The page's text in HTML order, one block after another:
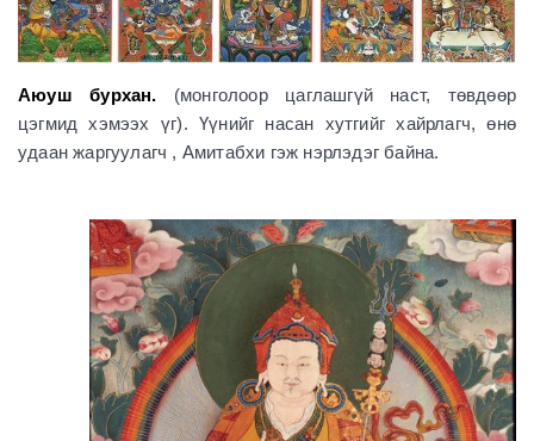
Аюуш бурхан. (монголоор цаглашгүй наст, төвдөөр
цэгмид хэмээх үг). Үүнийг насан хутгийг хайрлагч, өнө
удаан жаргуулагч , Амитабхи гэж нэрлэдэг байна.